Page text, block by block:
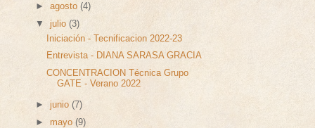
►agosto(4)
▼julio(3)
Iniciación - Tecnificacion 2022-23
Entrevista - DIANA SARASA GRACIA
CONCENTRACION Técnica Grupo
GATE - Verano 2022
► junio(7)
► mayo(9)